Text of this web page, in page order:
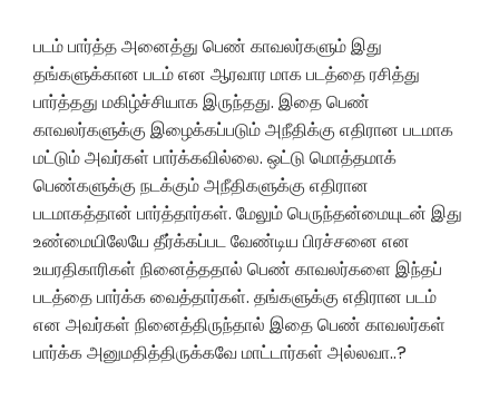
படம் பார்த்த அனைத்து பெண் காவலர்களும் இது
தங்களுக்கான படம் என ஆரவார மாக படத்தை ரசித்து
பார்த்தது மகிழ்ச்சியாக இருந்தது. இதை பெண்
காவலர்களுக்கு இழைக்கப்படும் அநீதிக்கு எதிரான படமாக
மட்டும் அவர்கள் பார்க்கவில்லை. ஒட்டு மொத்தமாக்
பெண்களுக்கு நடக்கும் அநீதிகளுக்கு எதிரான
படமாகத்தான் பார்த்தார்கள். மேலும் பெருந்தன்மையுடன் இது
உண்மையிலேயே தீர்க்கப்பட வேண்டிய பிரச்சனை என
உயரதிகாரிகள் நினைத்ததால் பெண் காவலர்களை இந்தப்
படத்தை பார்க்க வைத்தார்கள். தங்களுக்கு எதிரான படம்
என அவர்கள் நினைத்திருந்தால் இதை பெண் காவலர்கள்
பார்க்க அனுமதித்திருக்கவே மாட்டார்கள் அல்லவா..?